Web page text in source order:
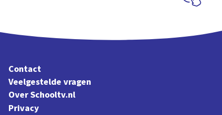
Contact
Veelgestelde vragen
Over Schooltv.nl
Privacy